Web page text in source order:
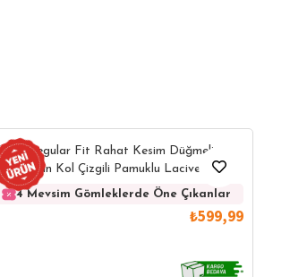
Regular Fit Rahat Kesim Düğmeli
Uzun Kol Çizgili Pamuklu Lacivert
Gömlek
4 Mevsim Gömleklerde Öne Çıkanlar
₺599,99